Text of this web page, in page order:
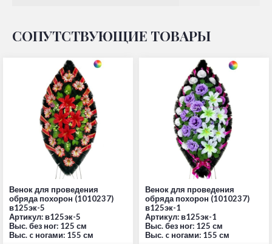
СОПУТСТВУЮЩИЕ ТОВАРЫ
Венок для проведения
обряда похорон (1010237)
в125эк-5
Артикул: в125эк-5
Выс. без ног: 125 см
Выс. c ногами: 155 см
Венок для проведения
обряда похорон (1010237)
в125эк-1
Артикул: в125эк-1
Выс. без ног: 125 см
Выс. c ногами: 155 см